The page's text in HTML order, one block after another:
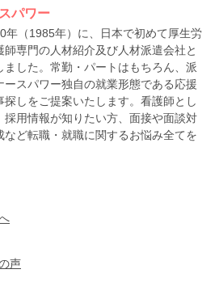
パワー
年（1985年）に、日本で初めて厚生労
専門の人材紹介及び人材派遣会社と
ました。常勤・パートはもちろん、派
スパワー独自の就業形態である応援
しをご提案いたします。看護師とし
採用情報が知りたい方、面接や面談対
ど転職・就職に関するお悩み全てを
声